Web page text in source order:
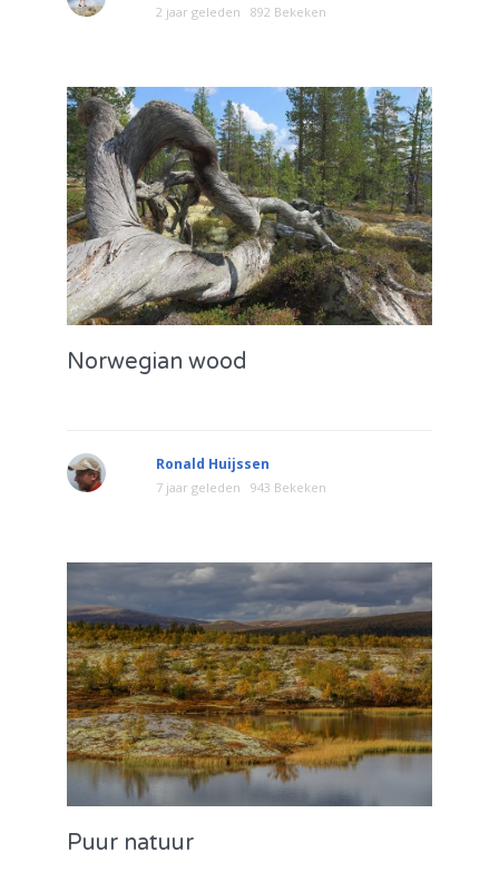
2 jaar geleden 892 Bekeken
Norwegian wood
Ronald Huijssen
7 jaar geleden 943 Bekeken
Puur natuur